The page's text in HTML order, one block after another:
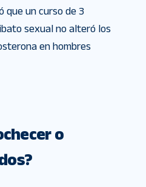
que un curso de 3
sexual no alteró los
en hombres
o